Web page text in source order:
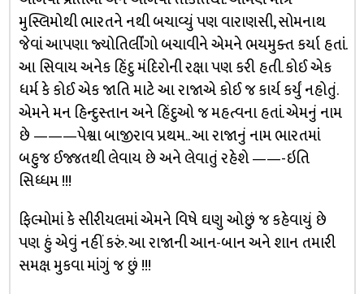
મુસ્લિમોથી ભારતને નથી બચાવ્યું પણ વારાણસી, સોમનાથ
જેવાં આપણા જ્યોતિર્લીંગો બચાવીને એમને ભયમુક્ત કર્યા હતાં.
આ સિવાય અનેક હિંદુ મંદિરોની રક્ષા પણ કરી હતી. કોઈ એક
ધર્મ કે કોઈ એક જાતિ માટે આ રાજાએ કોઈ જ કાર્ય કર્યું નહોતું.
એમને મન હિન્દુસ્તાન અને હિંદુઓ જ મહત્વના હતાં. એમનું નામ
છે ———પેશ્વા બાજીરાવ પ્રથમ.. આ રાજાનું નામ ભારતમાં
બહુજ ઈજ્જતથી લેવાય છે અને લેવાતું રહેશે ——-ઇતિ
સિધ્ધમ !!!
ફિલ્મોમાં કે સીરીયલમાં એમને વિષે ઘણુ ઓછું જ કહેવાયું છે
પણ હું એવું નહીં કરું. આ રાજાની આન-બાન અને શાન તમારી
સમક્ષ મુકવા માંગું જ છું !!!